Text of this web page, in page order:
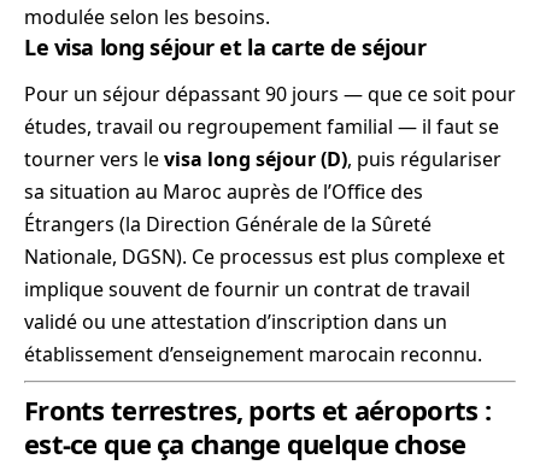
modulée selon les besoins.
Le visa long séjour et la carte de séjour
Pour un séjour dépassant 90 jours — que ce soit pour
études, travail ou regroupement familial — il faut se
tourner vers levisa long séjour (D), puis régulariser
sa situation au Maroc auprès de l’Office des
Étrangers (la Direction Générale de la Sûreté
Nationale, DGSN). Ce processus est plus complexe et
implique souvent de fournir un contrat de travail
validé ou une attestation d’inscription dans un
établissement d’enseignement marocain reconnu.
Fronts terrestres, ports et aéroports :
est-ce que ça change quelque chose